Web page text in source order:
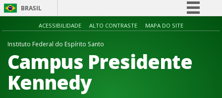
BRASIL
Simplifique!
Participe
Acesso à informação
ACESSIBILIDADE ALTO CONTRASTE MAPA DO SITE
Instituto Federal do Espírito Santo
Campus Presidente
Kennedy